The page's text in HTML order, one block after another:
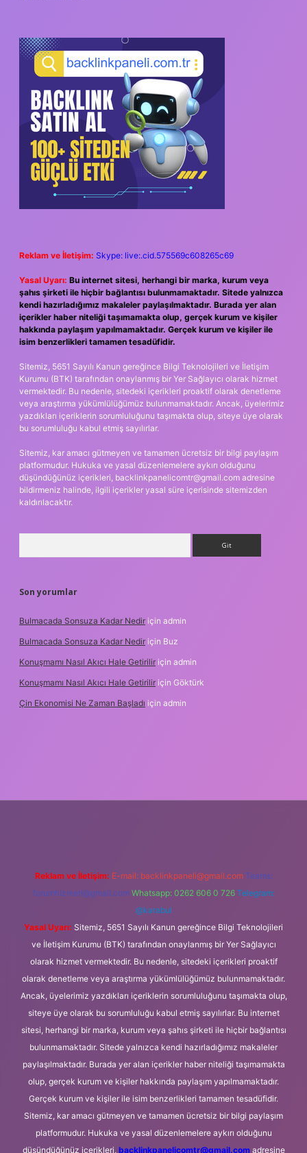
Reklam ve İletişim: Skype: live:.cid.575569c608265c69
Yasal Uyarı: Bu internet sitesi, herhangi bir marka, kurum veya
şahıs şirketi ile hiçbir bağlantısı bulunmamaktadır. Sitede yalnızca
kendi hazırladığımız makaleler paylaşılmaktadır. Burada yer alan
içerikler haber niteliği taşımamakta olup, gerçek kurum ve kişiler
hakkında paylaşım yapılmamaktadır. Gerçek kurum ve kişiler ile
isim benzerlikleri tamamen tesadüfidir.
Sitemiz, 5651 Sayılı Kanun gereğince Bilgi Teknolojileri ve İletişim
Kurumu (BTK) tarafından onaylanmış bir Yer Sağlayıcı olarak hizmet
vermektedir. Bu nedenle, sitedeki içerikleri proaktif olarak denetleme
veya araştırma yükümlülüğümüz bulunmamaktadır. Ancak, üyelerimiz
yazdıkları içeriklerin sorumluluğunu taşımakta olup, siteye üye olarak
bu sorumluluğu kabul etmiş sayılırlar.
Sitemiz, kar amacı gütmeyen ve tamamen ücretsiz bir bilgi paylaşım
platformudur. Hukuka ve yasal düzenlemelere aykırı olduğunu
düşündüğünüz içerikleri, backlinkpanelicomtr@gmail.com adresine
bildirmeniz halinde, ilgili içerikler yasal süre içerisinde sitemizden
kaldırılacaktır.
Son yorumlar
Bulmacada Sonsuza Kadar Nedir için admin
Bulmacada Sonsuza Kadar Nedir için Buz
Konuşmamı Nasıl Akıcı Hale Getirilir için admin
Konuşmamı Nasıl Akıcı Hale Getirilir için Göktürk
Çin Ekonomisi Ne Zaman Başladı için admin
Reklam ve İletişim: E-mail: backlinkpaneli@gmail.com Teams:
forumhizmeti@gmail.com Whatsapp: 0262 606 0 726 Telegram:
@karabul
Yasal Uyarı: Sitemiz, 5651 Sayılı Kanun gereğince Bilgi Teknolojileri
ve İletişim Kurumu (BTK) tarafından onaylanmış bir Yer Sağlayıcı
olarak hizmet vermektedir. Bu nedenle, sitedeki içerikleri proaktif
olarak denetleme veya araştırma yükümlülüğümüz bulunmamaktadır.
Ancak, üyelerimiz yazdıkları içeriklerin sorumluluğunu taşımakta olup,
siteye üye olarak bu sorumluluğu kabul etmiş sayılırlar. Bu internet
sitesi, herhangi bir marka, kurum veya şahıs şirketi ile hiçbir bağlantısı
bulunmamaktadır. Sitede yalnızca kendi hazırladığımız makaleler
paylaşılmaktadır. Burada yer alan içerikler haber niteliği taşımamakta
olup, gerçek kurum ve kişiler hakkında paylaşım yapılmamaktadır.
Gerçek kurum ve kişiler ile isim benzerlikleri tamamen tesadüfidir.
Sitemiz, kar amacı gütmeyen ve tamamen ücretsiz bir bilgi paylaşım
platformudur. Hukuka ve yasal düzenlemelere aykırı olduğunu
düşündüğünüz içerikleri, backlinkpanelicomtr@gmail.comadresine